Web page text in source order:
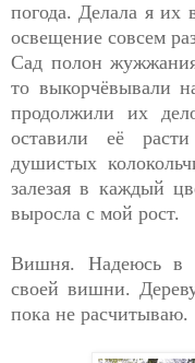
погода. Делала я их
освещение совсем
Сад полон
то выкорчёвывали
продолжили их
оставили её
душистых
залезая в каждый
выросла с мой рост.
Вишня. Надеюсь в
своей вишни.
пока не расчитываю.